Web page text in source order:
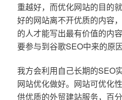
重越好，而优化网站的目的
好的网站离不开优质的内容
的人才能写出最有价值的内
要参与到谷歌SEO中来的原
我方会利用自己长期的SEO
网站优化做好。网站可优化
供优质的外贸建站服务，百